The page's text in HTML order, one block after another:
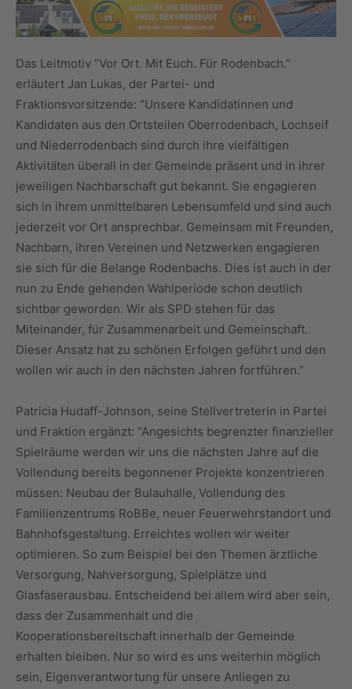
Das Leitmotiv “Vor Ort. Mit Euch. Für Rodenbach.”
erläutert Jan Lukas, der Partei- und
Fraktionsvorsitzende: “Unsere Kandidatinnen und
Kandidaten aus den Ortsteilen Oberrodenbach, Lochseif
und Niederrodenbach sind durch ihre vielfältigen
Aktivitäten überall in der Gemeinde präsent und in ihrer
jeweiligen Nachbarschaft gut bekannt. Sie engagieren
sich in ihrem unmittelbaren Lebensumfeld und sind auch
jederzeit vor Ort ansprechbar. Gemeinsam mit Freunden,
Nachbarn, ihren Vereinen und Netzwerken engagieren
sie sich für die Belange Rodenbachs. Dies ist auch in der
nun zu Ende gehenden Wahlperiode schon deutlich
sichtbar geworden. Wir als SPD stehen für das
Miteinander, für Zusammenarbeit und Gemeinschaft.
Dieser Ansatz hat zu schönen Erfolgen geführt und den
wollen wir auch in den nächsten Jahren fortführen.”
Patricia Hudaff-Johnson, seine Stellvertreterin in Partei
und Fraktion ergänzt: “Angesichts begrenzter finanzieller
Spielräume werden wir uns die nächsten Jahre auf die
Vollendung bereits begonnener Projekte konzentrieren
müssen: Neubau der Bulauhalle, Vollendung des
Familienzentrums RoBBe, neuer Feuerwehrstandort und
Bahnhofsgestaltung. Erreichtes wollen wir weiter
optimieren. So zum Beispiel bei den Themen ärztliche
Versorgung, Nahversorgung, Spielplätze und
Glasfaserausbau. Entscheidend bei allem wird aber sein,
dass der Zusammenhalt und die
Kooperationsbereitschaft innerhalb der Gemeinde
erhalten bleiben. Nur so wird es uns weiterhin möglich
sein, Eigenverantwortung für unsere Anliegen zu